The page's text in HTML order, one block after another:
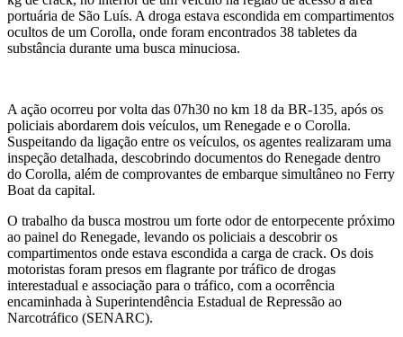
portuária de São Luís. A droga estava escondida em compartimentos
ocultos de um Corolla, onde foram encontrados 38 tabletes da
substância durante uma busca minuciosa.
A ação ocorreu por volta das 07h30 no km 18 da BR-135, após os
policiais abordarem dois veículos, um Renegade e o Corolla.
Suspeitando da ligação entre os veículos, os agentes realizaram uma
inspeção detalhada, descobrindo documentos do Renegade dentro
do Corolla, além de comprovantes de embarque simultâneo no Ferry
Boat da capital.
O trabalho da busca mostrou um forte odor de entorpecente próximo
ao painel do Renegade, levando os policiais a descobrir os
compartimentos onde estava escondida a carga de crack. Os dois
motoristas foram presos em flagrante por tráfico de drogas
interestadual e associação para o tráfico, com a ocorrência
encaminhada à Superintendência Estadual de Repressão ao
Narcotráfico (SENARC).